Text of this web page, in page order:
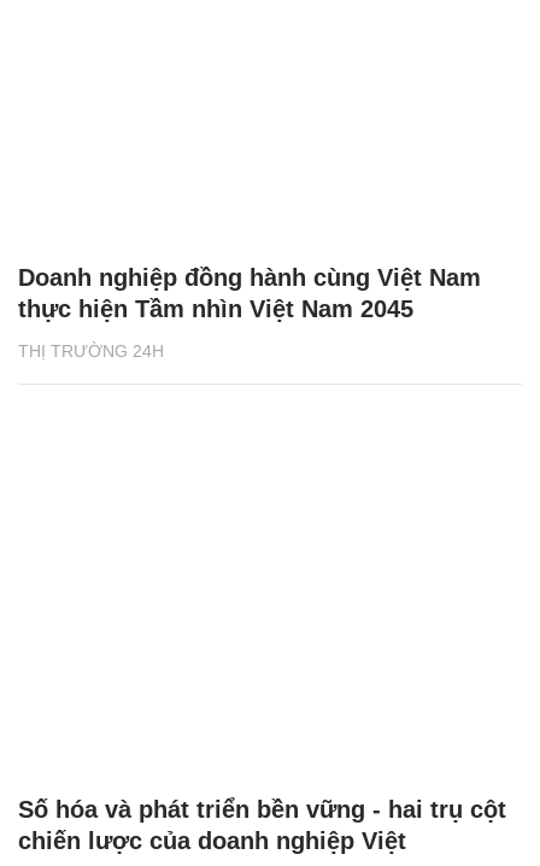
THỊ TRƯỜNG 24H
Doanh nghiệp đồng hành cùng Việt Nam
thực hiện Tầm nhìn Việt Nam 2045
Số hóa và phát triển bền vững - hai trụ cột
chiến lược của doanh nghiệp Việt